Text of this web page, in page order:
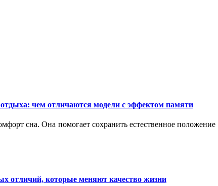
чем отличаются модели с эффектом памяти
сна. Она помогает сохранить естественное
отличий, которые меняют качество жизни